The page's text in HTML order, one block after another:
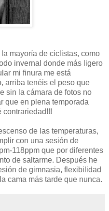
mayoría de ciclistas, como
invernal donde más ligero
mi finura me está
arriba tenéis el peso que
sin la cámara de fotos no
que en plena temporada
de las temperaturas,
con una sesión de
118ppm que por diferentes
de saltarme. Después he
de gimnasia, flexibilidad
cama más tarde que nunca.